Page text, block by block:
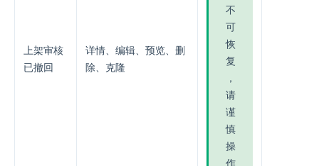
不
可
恢
复
，
请
谨
慎
操
作
上架审核
已撤回
详情、编辑、预览、删
除、克隆